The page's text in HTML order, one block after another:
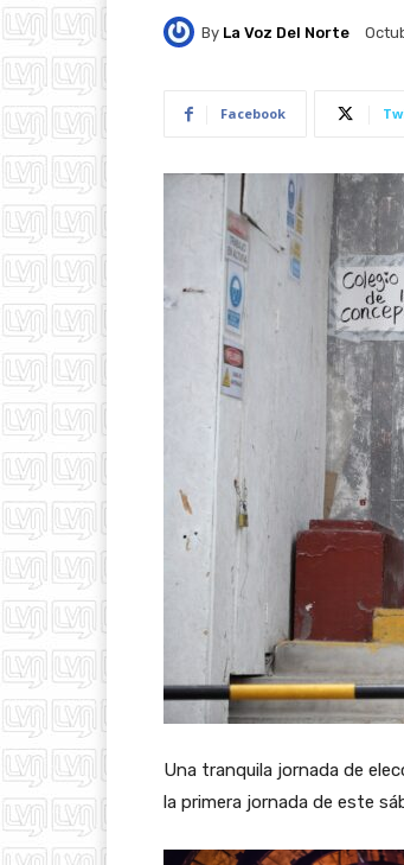
By La Voz Del Norte
Facebook
Una tranquila jornada de
la primera jornada de este